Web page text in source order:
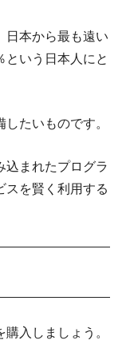
日本から最も遠い
という日本人にと
たいものです。
込まれたプログラ
スを賢く利用する
入しましょう。